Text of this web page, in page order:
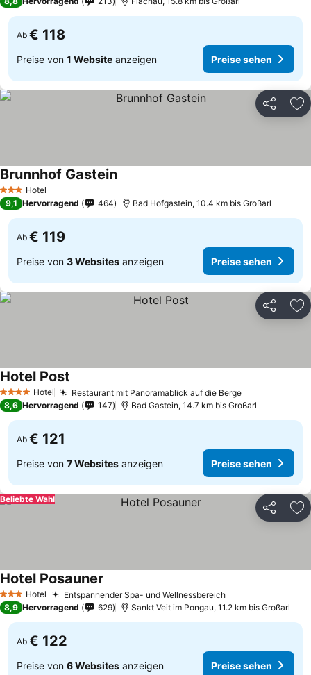
Ab € 118
Preise von 1 Website anzeigen Preise sehen
Teilen
3 SterneHotel
Brunnhof Gastein
9,1 Hervorragend 464 Bad Hofgastein, 10.4 km bis Großarl
Ab € 119
Preise von 3 Websites anzeigen Preise sehen
Teilen
4 Sterne Hotel Restaurant mit Panoramablick auf die Berge
Hotel Post
8,6 Hervorragend 147 Bad Gastein, 14.7 km bis Großarl
Ab € 121
Preise von 7 Websites anzeigen Preise sehen
Teilen
Beliebte Wahl
3 SterneHotel Entspannender Spa- und Wellnessbereich
Hotel Posauner
8,9 Hervorragend 629 Sankt Veit im Pongau, 11.2 km bis Großarl
Ab € 122
Preise von 6 Websites anzeigen Preise sehen